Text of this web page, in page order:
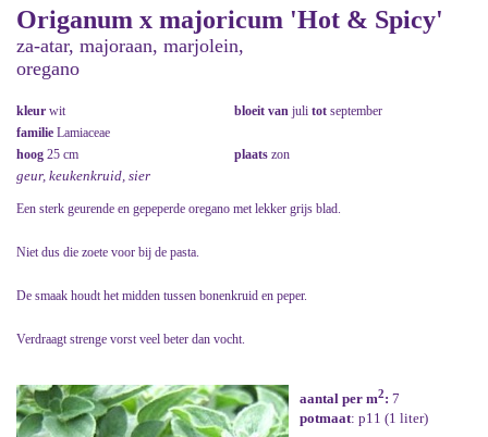
Origanum x majoricum 'Hot & Spicy'
za-atar, majoraan, marjolein,
oregano
kleur wit bloeit van juli tot september
familie Lamiaceae
hoog 25 cm plaats zon
geur, keukenkruid, sier
Een sterk geurende en gepeperde oregano met lekker grijs blad.
Niet dus die zoete voor bij de pasta.
De smaak houdt het midden tussen bonenkruid en peper.
Verdraagt strenge vorst veel beter dan vocht.
aantal per m2: 7
potmaat: p11 (1 liter)